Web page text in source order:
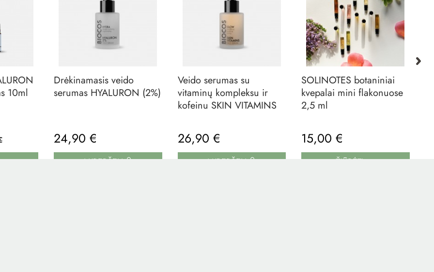
10ml
Drėkinamasis veido
serumas HYALURON (2%)
24,90 €
Į KREPŠELĮ
Veido serumas su
vitaminų kompleksu ir
kofeinu SKIN VITAMINS
26,90 €
Į KREPŠELĮ
SOLINOTES botaniniai
kvepalai mini flakonuose
2,5 ml
15,00 €
ŽIŪRĖTI